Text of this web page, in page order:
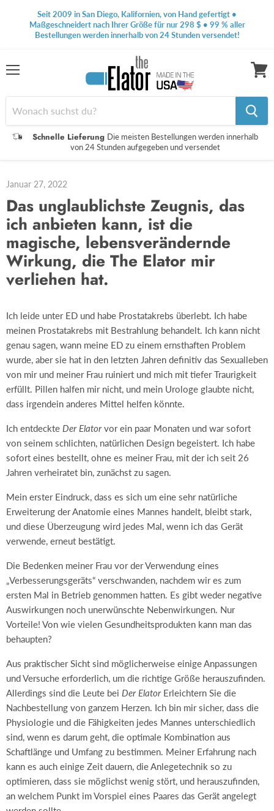
Seit 2009 in San Diego, Kalifornien, von Hand gefertigt •
Maßgeschneidert nach Ihrer Größe für nur 298 $ • 99 % aller
Bestellungen werden innerhalb von 24 Stunden versendet!
Schnelle Lieferung Die meisten Bestellungen werden innerhalb
von 24 Stunden aufgegeben und versendet
Januar 27, 2022
Das unglaublichste Zeugnis, das
ich anbieten kann, ist die
magische, lebensverändernde
Wirkung, die The Elator mir
verliehen hat.
Ich leide unter ED und habe Prostatakrebs überlebt. Ich habe
meinen Prostatakrebs mit Bestrahlung behandelt. Ich kann nicht
genau sagen, wann meine ED zu einem ernsthaften Problem
wurde, aber sie hat in den letzten Jahren definitiv das Sexualleben
von mir und meiner Frau ruiniert und mich mit tiefer Traurigkeit
erfüllt. Pillen halfen mir nicht, und mein Urologe glaubte nicht,
dass irgendein anderes Mittel helfen könnte.
Ich entdeckte Der Elator vor ein paar Monaten und war sofort
von seinem schlichten, natürlichen Design begeistert. Ich habe
sofort eines bestellt, ohne es meiner Frau, mit der ich seit 26
Jahren verheiratet bin, zunächst zu sagen.
Mein erster Eindruck, dass es sich um eine sehr natürliche
Erweiterung der Anatomie eines Mannes handelt, bleibt stark,
und diese Überzeugung wird jedes Mal, wenn ich das Gerät
verwende, erneut bestätigt.
Die Bedenken meiner Frau vor der Verwendung eines
„Verbesserungsgeräts“ verschwanden, nachdem wir es zum
ersten Mal in Betrieb genommen hatten. Es gibt weder negative
Auswirkungen noch unerwünschte Nebenwirkungen. Nur
Vorteile! Von wie vielen Gesundheitsprodukten kann man das
behaupten?
Aus praktischer Sicht sind möglicherweise einige Anpassungen
und Versuche erforderlich, um die richtige Größe herauszufinden.
Allerdings sind die Leute bei Der Elator Erleichtern Sie die
Nachbestellung von ganzem Herzen. Ich bin mir sicher, dass die
Physiologie und die Fähigkeiten jedes Mannes unterschiedlich
sind, wenn es darum geht, die optimale Kombination aus
Schaftlänge und Umfang zu bestimmen. Meiner Erfahrung nach
kann es auch einige Zeit dauern, die Anlegetechnik so zu
optimieren, dass sie möglichst wenig stört, und herauszufinden,
an welchem ​​Punkt im Vorspiel eines Paares das Gerät angelegt